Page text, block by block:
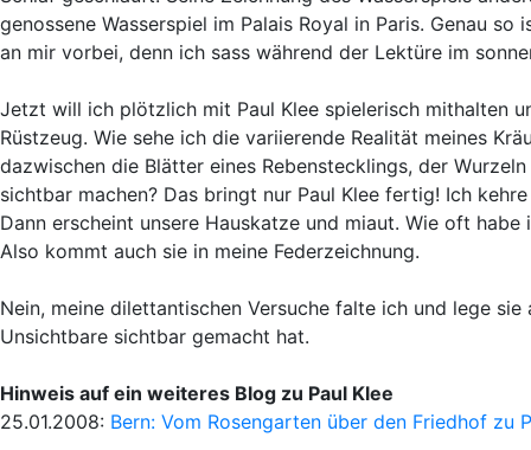
genossene Wasserspiel im Palais Royal in Paris. Genau
an mir vorbei, denn ich sass während der Lektüre im
Jetzt will ich plötzlich mit Paul Klee spielerisch mithalten
Rüstzeug. Wie sehe ich die variierende Realität meines
dazwischen die Blätter eines Rebenstecklings, der
sichtbar machen? Das bringt nur Paul Klee fertig! Ich
Dann erscheint unsere Hauskatze und miaut. Wie oft
Also kommt auch sie in meine Federzeichnung.
Nein, meine dilettantischen Versuche falte ich und lege
Unsichtbare sichtbar gemacht hat.
Hinweis auf ein weiteres Blog zu Paul Klee
25.01.2008: Bern: Vom Rosengarten über den Friedhof zu